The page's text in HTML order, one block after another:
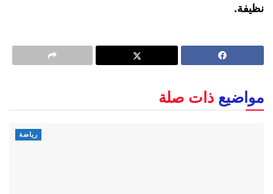
نظيفة.
مواضيع ذات صلة
رياضة